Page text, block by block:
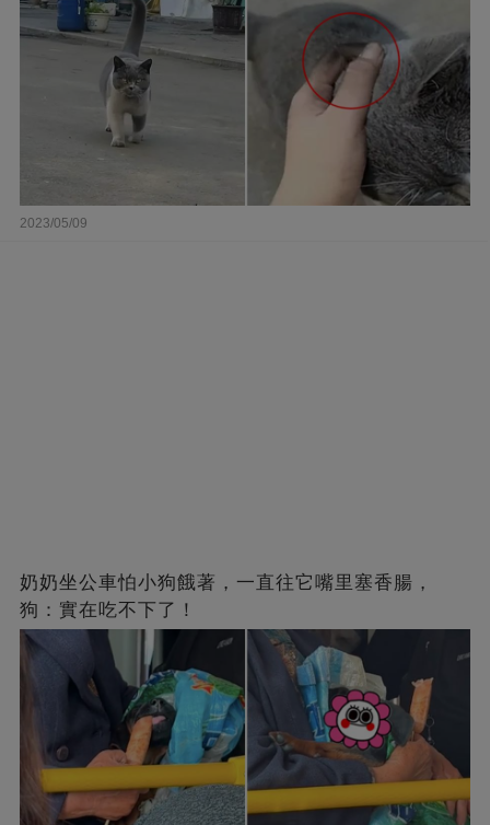
2023/05/09
奶奶坐公車怕小狗餓著，一直往它嘴里塞香腸，
狗：實在吃不下了！